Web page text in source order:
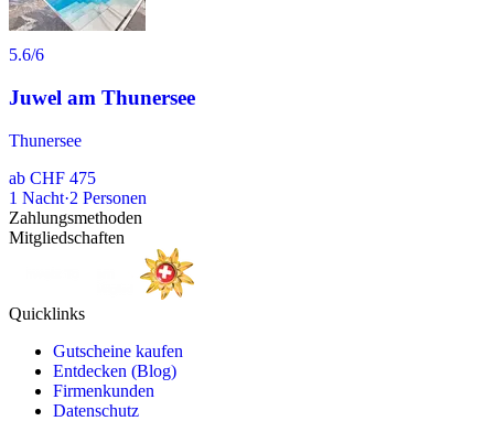
5.6/6
Juwel am Thunersee
Thunersee
ab CHF 475
1 Nacht·2 Personen
Zahlungsmethoden
Mitgliedschaften
Quicklinks
Gutscheine kaufen
Entdecken (Blog)
Firmenkunden
Datenschutz